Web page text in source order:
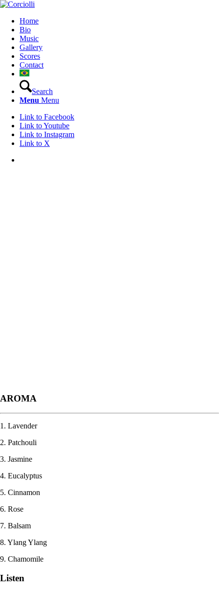
Home
Bio
Music
Gallery
Scores
Contact
Search
Menu Menu
Link to Facebook
Link to Youtube
Link to Instagram
Link to X
AROMA
1. Lavender
2. Patchouli
3. Jasmine
4. Eucalyptus
5. Cinnamon
6. Rose
7. Balsam
8. Ylang Ylang
9. Chamomile
Listen